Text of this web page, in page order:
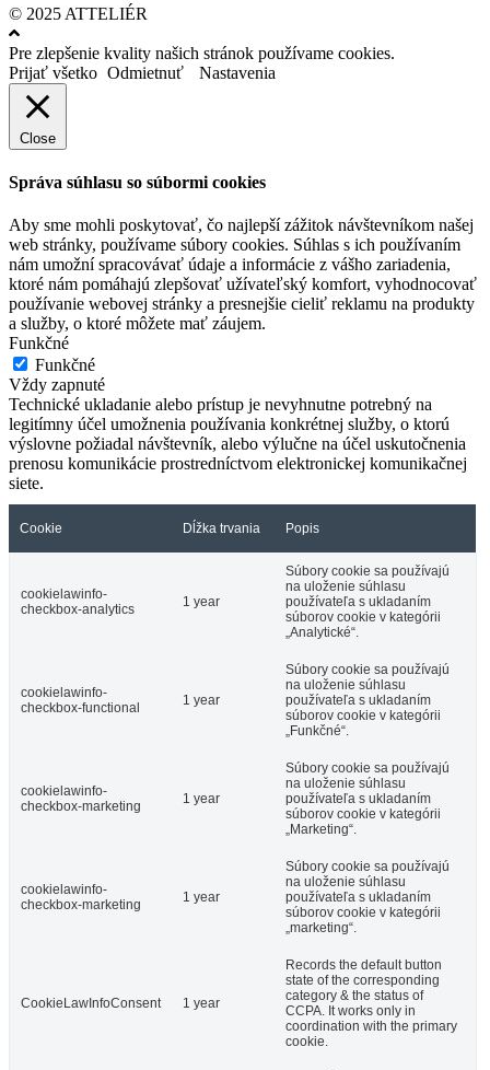
© 2025 ATTELIÉR
Pre zlepšenie kvality našich stránok používame cookies.
Prijať všetko Odmietnuť Nastavenia
Close
Správa súhlasu so súbormi cookies
Aby sme mohli poskytovať, čo najlepší zážitok návštevníkom našej
web stránky, používame súbory cookies. Súhlas s ich používaním
nám umožní spracovávať údaje a informácie z vášho zariadenia,
ktoré nám pomáhajú zlepšovať užívateľský komfort, vyhodnocovať
používanie webovej stránky a presnejšie cieliť reklamu na produkty
a služby, o ktoré môžete mať záujem.
Funkčné
Funkčné
Vždy zapnuté
Technické ukladanie alebo prístup je nevyhnutne potrebný na
legitímny účel umožnenia používania konkrétnej služby, o ktorú
výslovne požiadal návštevník, alebo výlučne na účel uskutočnenia
prenosu komunikácie prostredníctvom elektronickej komunikačnej
siete.
Cookie Dĺžka trvania Popis
cookielawinfo-
checkbox-analytics
1 year
Súbory cookie sa používajú
na uloženie súhlasu
používateľa s ukladaním
súborov cookie v kategórii
„Analytické“.
cookielawinfo-
checkbox-functional
1 year
Súbory cookie sa používajú
na uloženie súhlasu
používateľa s ukladaním
súborov cookie v kategórii
„Funkčné“.
cookielawinfo-
checkbox-marketing
1 year
Súbory cookie sa používajú
na uloženie súhlasu
používateľa s ukladaním
súborov cookie v kategórii
„Marketing“.
cookielawinfo-
checkbox-marketing
1 year
Súbory cookie sa používajú
na uloženie súhlasu
používateľa s ukladaním
súborov cookie v kategórii
„marketing“.
CookieLawInfoConsent 1 year
Records the default button
state of the corresponding
category & the status of
CCPA. It works only in
coordination with the primary
cookie.